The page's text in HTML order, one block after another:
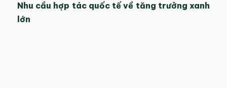
Nhu cầu hợp tác quốc tế về tăng trưởng xanh
lớn